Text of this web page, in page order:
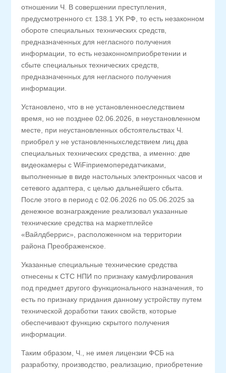
отношении Ч. В совершении преступления,
предусмотренного ст. 138.1 УК РФ, то есть незаконном
обороте специальных технических средств,
предназначенных для негласного получения
информации, то есть незаконномприобретении и
сбыте специальных технических средств,
предназначенных для негласного получения
информации.
Установлено, что в не установленноеследствием
время, но не позднее 02.06.2026, в неустановленном
месте, при неустановленных обстоятельствах Ч.
приобрел у не установленныхследствием лиц два
специальных технических средства, а именно: две
видеокамеры с WiFiприемопередатчиками,
выполненные в виде настольных электронных часов и
сетевого адаптера, с целью дальнейшего сбыта.
После этого в период с 02.06.2026 по 05.06.2025 за
денежное вознаграждение реализовал указанные
технические средства на маркетплейсе
«Вайлдберрис», расположенном на территории
района Преображенское.
Указанные специальные технические средства
отнесены к СТС НПИ по признаку камуфлирования
под предмет другого функционального назначения, то
есть по признаку придания данному устройству путем
технической доработки таких свойств, которые
обеспечивают функцию скрытого получения
информации.
Таким образом, Ч., не имея лицензии ФСБ на
разработку, производство, реализацию, приобретение